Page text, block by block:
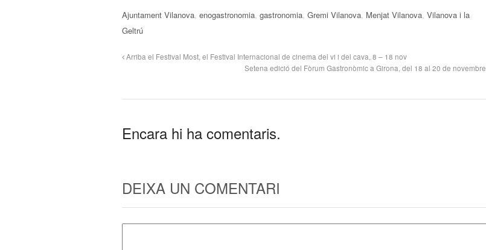
Ajuntament Vilanova, enogastronomia, gastronomia, Gremi Vilanova, Menjat Vilanova, Vilanova i la
Geltrú
Arriba el Festival Most, el Festival Internacional de cinema del vi i del cava, 8 – 18 nov
Setena edició del Fòrum Gastronòmic a Girona, del 18 al 20 de novembre
Encara hi ha comentaris.
DEIXA UN COMENTARI